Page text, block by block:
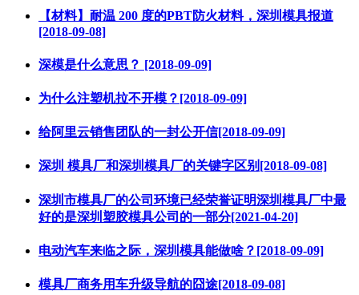
【材料】耐温 200 度的PBT防火材料，深圳模具报道
[2018-09-08]
深模是什么意思？ [2018-09-09]
为什么注塑机拉不开模？[2018-09-09]
给阿里云销售团队的一封公开信[2018-09-09]
深圳 模具厂和深圳模具厂的关键字区别[2018-09-08]
深圳市模具厂的公司环境已经荣誉证明深圳模具厂中最
好的是深圳塑胶模具公司的一部分[2021-04-20]
电动汽车来临之际，深圳模具能做啥？[2018-09-09]
模具厂商务用车升级导航的囧途[2018-09-08]